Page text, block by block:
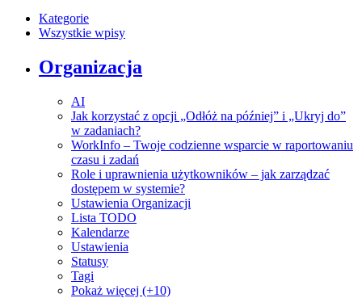
Kategorie
Wszystkie wpisy
Organizacja
AI
Jak korzystać z opcji „Odłóż na później” i „Ukryj do”
w zadaniach?
WorkInfo – Twoje codzienne wsparcie w raportowaniu
czasu i zadań
Role i uprawnienia użytkowników – jak zarządzać
dostępem w systemie?
Ustawienia Organizacji
Lista TODO
Kalendarze
Ustawienia
Statusy
Tagi
Pokaż więcej (+10)